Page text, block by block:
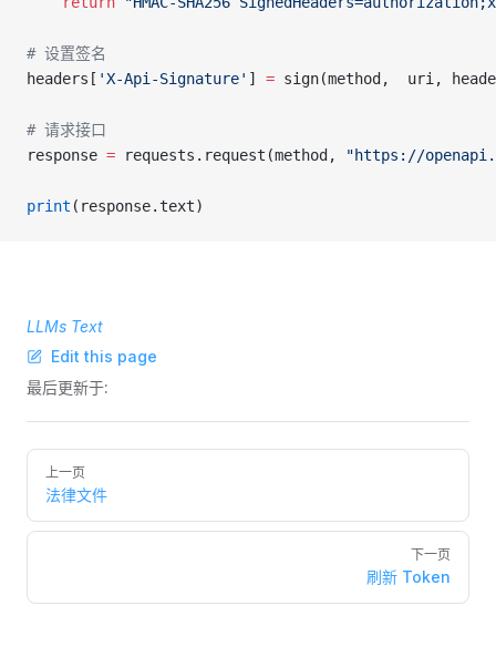
# 设置签名
headers[ 'X-Api-Signature' ] = sign(method,  uri,
# 请求接口
response = requests.request(method, "https://
print (response.text)
LLMs Text
Edit this page
最后更新于:
Pager
上一页
法律文件
下一页
刷新 Token